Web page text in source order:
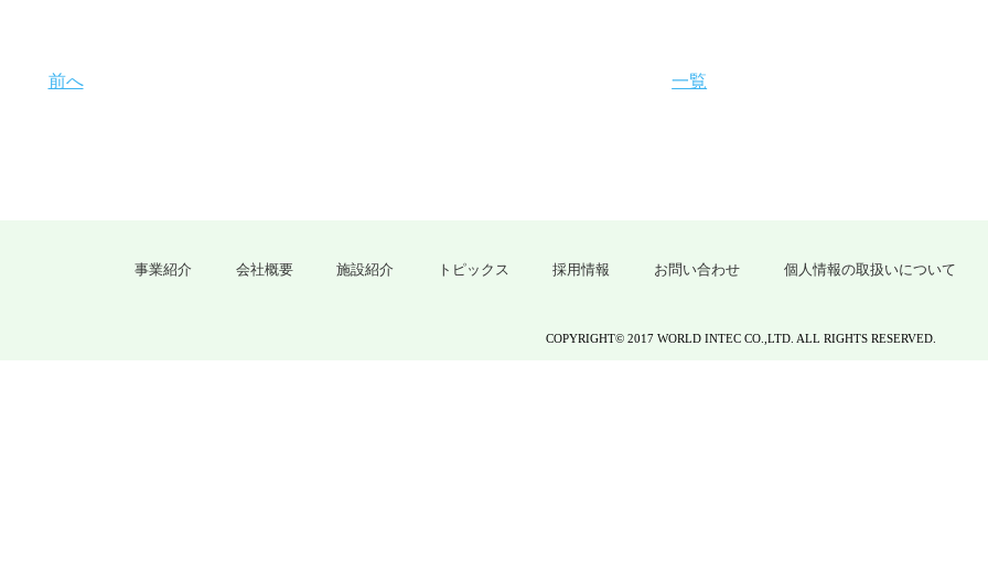
前へ 一覧
事業紹介 会社概要 施設紹介 トピックス 採用情報 お問い合わせ 個人情報の取扱いについて
COPYRIGHT© 2017 WORLD INTEC CO.,LTD. ALL RIGHTS RESERVED.